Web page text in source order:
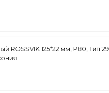
125*22 мм, P80, Тип 29,